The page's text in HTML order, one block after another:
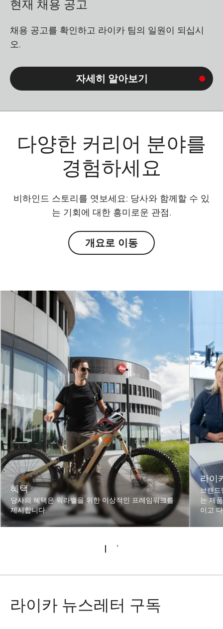
현재 채용 공고
채용 공고를 확인하고 라이카 팀의 일원이 되십시
오.
자세히 알아보기
다양한 커리어 분야를
경험하세요
비하인드 스토리를 엿보세요: 당사와 함께할 수 있
는 기회에 대한 흥미로운 관점.
개요로 이동
혜택
당사의 혜택은 워라밸을 위한 이상적인 프레임워크를
제시합니다.
라이
브랜드
는 제
이고
라이카 뉴스레터 구독